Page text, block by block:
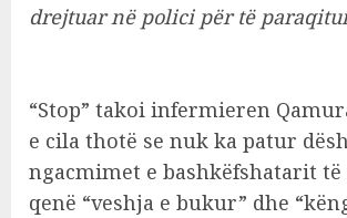
drejtuar në polici për të
“Stop” takoi infermieren
e cila thotë se nuk ka patur
ngacmimet e bashkëfshatarit të
qenë “veshja e bukur” dhe